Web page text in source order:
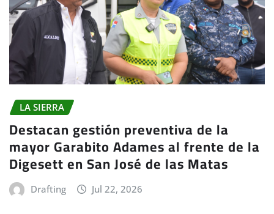
LA SIERRA
Destacan gestión preventiva de la
mayor Garabito Adames al frente de la
Digesett en San José de las Matas
Drafting Jul 22, 2026